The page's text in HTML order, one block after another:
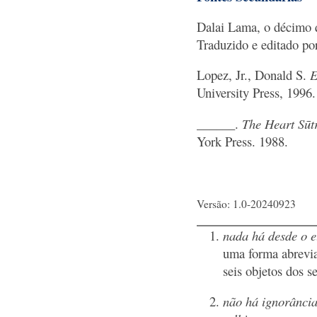
Dalai Lama, o
Traduzido e editado
Lopez, Jr., Donald S.
University Press, 1996.
______. The Heart
York Press. 1988.
Versão: 1.0-20240923
nada há desde o
uma forma
seis objetos dos
não há